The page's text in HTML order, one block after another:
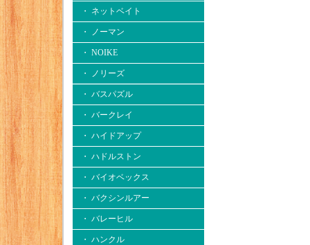
・ ネットベイト
・ ノーマン
・ NOIKE
・ ノリーズ
・ バスパズル
・ バークレイ
・ ハイドアップ
・ ハドルストン
・ バイオベックス
・ バクシンルアー
・ バレーヒル
・ ハンクル